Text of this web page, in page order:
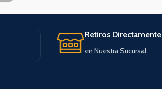
Retiros Directamente
en Nuestra Sucursal